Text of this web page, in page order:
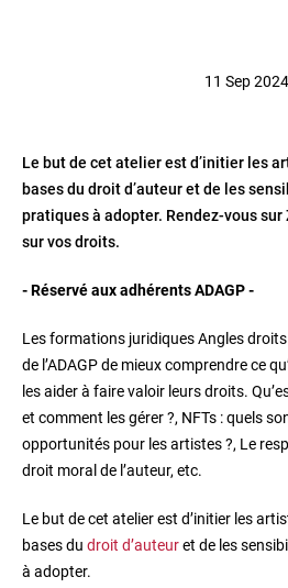
11 Sep 2024
Le but de cet atelier est d’initier les
bases du droit d’auteur et de les
pratiques à adopter. Rendez-vous
sur vos droits.
- Réservé aux adhérents ADAGP -
Les formations juridiques Angles
de l’ADAGP de mieux comprendre ce
les aider à faire valoir leurs droits.
et comment les gérer ?, NFTs : quels
opportunités pour les artistes ?, Le
droit moral de l’auteur, etc.
Le but de cet atelier est d’initier les
bases du droit d’auteuret de les
à adopter.